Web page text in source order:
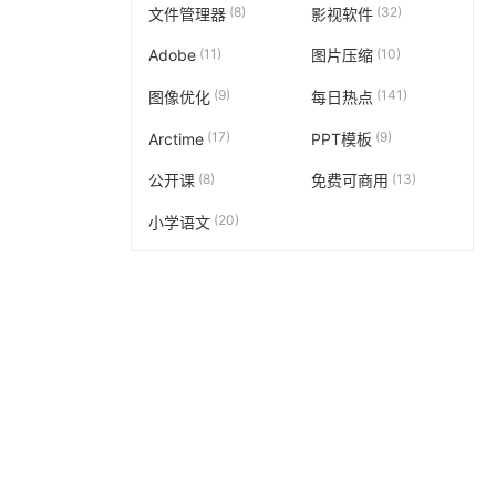
文件管理器 (8) 影视软件(32)
Adobe (11) 图片压缩(10)
图像优化 (9) 每日热点 (141)
Arctime (17) PPT模板 (9)
公开课 (8) 免费可商用 (13)
小学语文 (20)